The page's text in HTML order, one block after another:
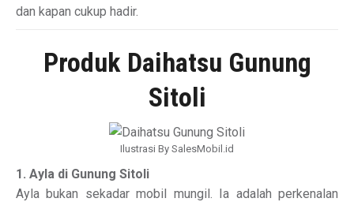
dan kapan cukup hadir.
Produk Daihatsu Gunung
Sitoli
Ilustrasi By SalesMobil.id
1. Ayla di Gunung Sitoli
Ayla bukan sekadar mobil mungil. Ia adalah perkenalan